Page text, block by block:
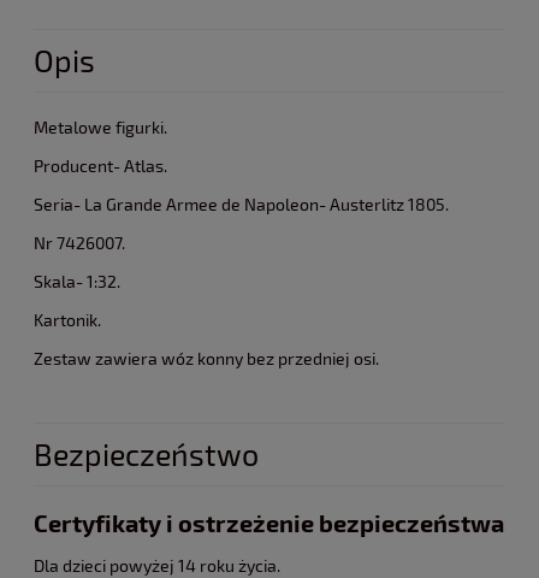
Opis
Metalowe figurki.
Producent- Atlas.
Seria- La Grande Armee de Napoleon- Austerlitz 1805.
Nr 7426007.
Skala- 1:32.
Kartonik.
Zestaw zawiera wóz konny bez przedniej osi.
Bezpieczeństwo
Certyfikaty i ostrzeżenie bezpieczeństwa
Dla dzieci powyżej 14 roku życia.